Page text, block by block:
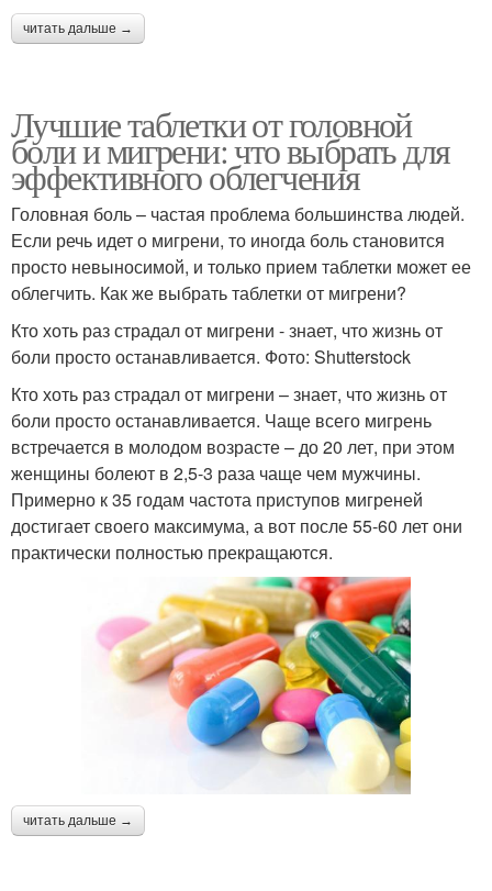
читать дальше →
Лучшие таблетки от головной
боли и мигрени: что выбрать для
эффективного облегчения
Головная боль – частая проблема большинства людей.
Если речь идет о мигрени, то иногда боль становится
просто невыносимой, и только прием таблетки может ее
облегчить. Как же выбрать таблетки от мигрени?
Кто хоть раз страдал от мигрени - знает, что жизнь от
боли просто останавливается. Фото: Shutterstock
Кто хоть раз страдал от мигрени – знает, что жизнь от
боли просто останавливается. Чаще всего мигрень
встречается в молодом возрасте – до 20 лет, при этом
женщины болеют в 2,5-3 раза чаще чем мужчины.
Примерно к 35 годам частота приступов мигреней
достигает своего максимума, а вот после 55-60 лет они
практически полностью прекращаются.
читать дальше →